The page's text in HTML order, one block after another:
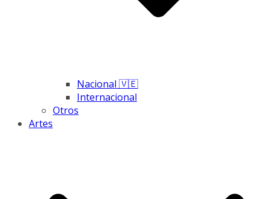
Nacional 🇻🇪
Internacional
Otros
Artes